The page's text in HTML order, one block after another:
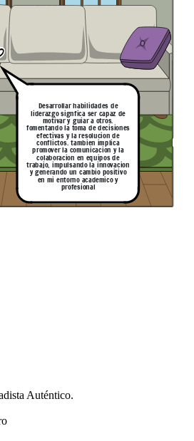
Samir habla sobre los archivos centrales
Desarrollar habilidades de
liderazgo signfica ser capaz de
motivar y guiar a otros.
fomentando la toma de decisiones
efectivas y la resolucion de
conflictos. tambien implica
promover la comunicacion y la
colaboracion en equipos de
trabajo, impulsando la innovacion
y generando un cambio positivo
en mi entorno academico y
profesional
Auténtico.